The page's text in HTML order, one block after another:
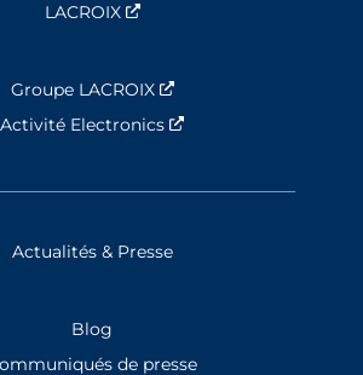
LACROIX Nouvelle fenêtre
Groupe LACROIX
Nouvelle fenêtre
Activité Electronics
Actualités & Presse
Blog
de presse